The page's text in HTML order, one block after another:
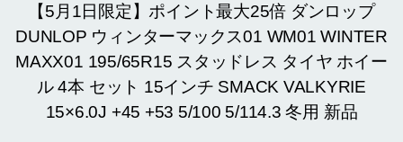
【5月1日限定】ポイント最大25倍 ダンロップ
DUNLOP ウィンターマックス01 WM01 WINTER
MAXX01 195/65R15 スタッドレス タイヤ ホイー
ル 4本 セット 15インチ SMACK VALKYRIE
15×6.0J +45 +53 5/100 5/114.3 冬用 新品